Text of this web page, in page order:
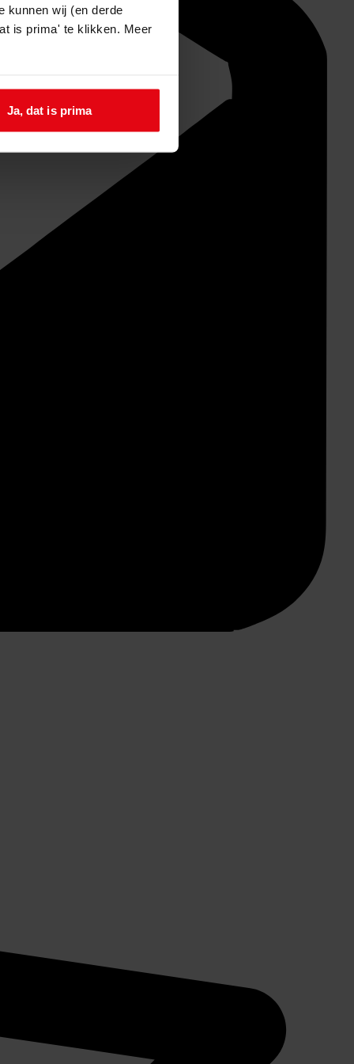
kunnen wij (en derde
is prima' te klikken. Meer
Ja, dat is prima